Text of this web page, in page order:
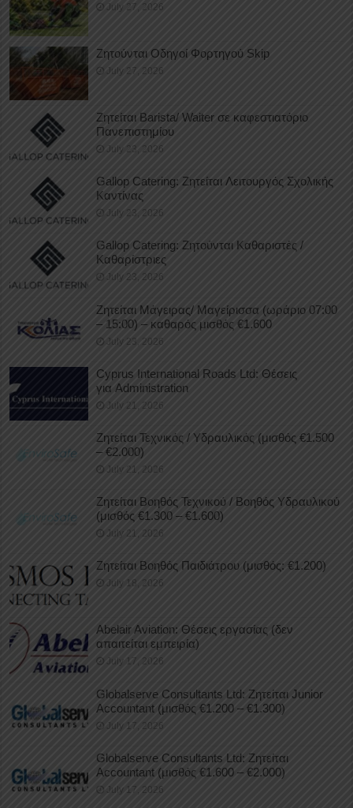
July 27, 2026
Ζητούνται Οδηγοί Φορτηγού Skip
July 27, 2026
Ζητείται Barista/ Waiter σε καφεστιατόριο
Πανεπιστημίου
July 23, 2026
Gallop Catering: Ζητείται Λειτουργός Σχολικής
Καντίνας
July 23, 2026
Gallop Catering: Ζητούνται Καθαριστές /
Καθαρίστριες
July 23, 2026
Ζητείται Μάγειρας/ Μαγείρισσα (ωράριο 07:00
– 15:00) – καθαρός μισθός €1.600
July 23, 2026
Cyprus International Roads Ltd: Θέσεις
για Administration
July 21, 2026
Ζητείται Τεχνικός / Υδραυλικός (μισθός €1.500
– €2.000)
July 21, 2026
Ζητείται Βοηθός Τεχνικού / Βοηθός Υδραυλικού
(μισθός €1.300 – €1.600)
July 21, 2026
Ζητείται Βοηθός Παιδιάτρου (μισθός: €1.200)
July 18, 2026
Abelair Aviation: Θέσεις εργασίας (δεν
απαιτείται εμπειρία)
July 17, 2026
Globalserve Consultants Ltd: Ζητείται Junior
Accountant (μισθός €1.200 – €1.300)
July 17, 2026
Globalserve Consultants Ltd: Ζητείται
Accountant (μισθός €1.600 – €2.000)
July 17, 2026